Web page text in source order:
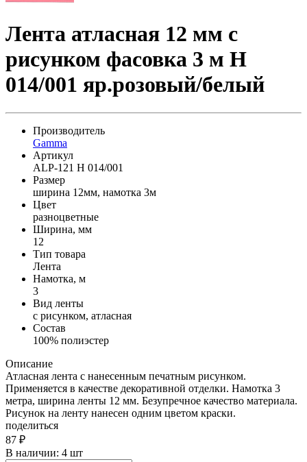
Лента атласная 12 мм с
рисунком фасовка 3 м H
014/001 яр.розовый/белый
Производитель
Gamma
Артикул
ALP-121 H 014/001
Размер
ширина 12мм, намотка 3м
Цвет
разноцветные
Ширина, мм
12
Тип товара
Лента
Намотка, м
3
Вид ленты
с рисунком, атласная
Состав
100% полиэстер
Описание
Атласная лента с нанесенным печатным рисунком.
Применяется в качестве декоративной отделки. Намотка 3
метра, ширина ленты 12 мм. Безупречное качество материала.
Рисунок на ленту нанесен одним цветом краски.
поделиться
87 ₽
В наличии: 4 шт